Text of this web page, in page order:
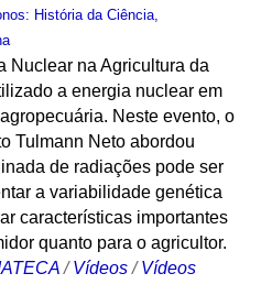
História da Ciência,
Nuclear na Agricultura da
a energia nuclear em
Neste evento, o
Tulmann Neto abordou
de radiações pode ser
a variabilidade genética
características importantes
quanto para o agricultor.
/Vídeos /Vídeos